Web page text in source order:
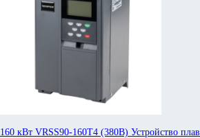
160 кВт VRSS90-160T4 (380В) Устройство